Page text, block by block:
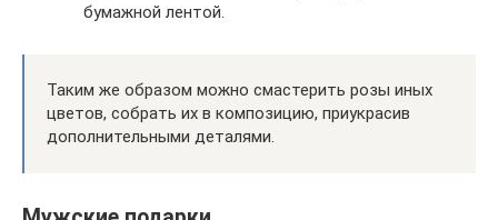
бумажной лентой.
Таким же образом можно смастерить розы иных
цветов, собрать их в композицию, приукрасив
дополнительными деталями.